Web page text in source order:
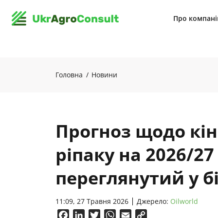
Про
Головна Новини
Прогноз щодо
ріпаку на 2026/
переглянутий у
11:09, 27 Травня 2026 Джерело: Oilworld
FacebookLinkedInTwitterWhatsApp
Email